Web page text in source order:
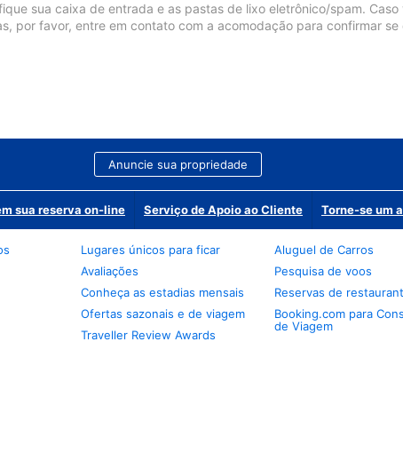
sua caixa de entrada e as pastas de lixo eletrônico/spam.
por favor, entre em contato com a acomodação para confirmar
Anuncie sua propriedade
sua reserva on-line Serviço de Apoio ao Cliente Torne-se um
Lugares únicos para ficar
Avaliações
Conheça as estadias mensais
Ofertas sazonais e de viagem
Traveller Review Awards
Aluguel de Carros
Pesquisa de voos
Reservas de
Booking.com para
de Viagem